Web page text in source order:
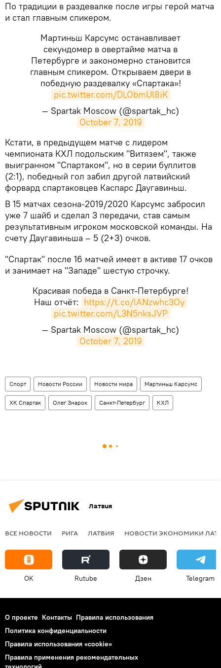
​По традиции в раздевалке после игры герой матча
и стал главным спикером.
Мартиньш Карсумс останавливает
секундомер в овертайме матча в
Петербурге и закономерно становится
главным спикером. Открываем двери в
победную раздевалку «Спартака»!
pic.twitter.com/DLObmUl8iK
— Spartak Moscow (@spartak_hc)
October 7, 2019
​Кстати, в предыдущем матче с лидером
чемпионата КХЛ подольским "Витязем", также
выигранном "Спартаком", но в серии буллитов
(2:1), победный гол забил другой латвийский
форвард спартаковцев Каспарс Даугавиньш.
В 15 матчах сезона-2019/2020 Карсумс забросил
уже 7 шайб и сделал 3 передачи, став самым
результативным игроком московской команды. На
счету Даугавиньша – 5 (2+3) очков.
"Спартак" после 16 матчей имеет в активе 17 очков
и занимает на "Западе" шестую строчку.
Красивая победа в Санкт-Петербурге!
Наш отчёт: https://t.co/lANzwhc3Oy
pic.twitter.com/L3N5nksJVP
— Spartak Moscow (@spartak_hc)
October 7, 2019
Спорт Новости России Новости мира Мартиньш Карсумс
ХК Спартак Олег Знарок Санкт-Петербург КХЛ
Латвия
ВСЕ НОВОСТИ РИГА ЛАТВИЯ НОВОСТИ ЭКОНОМИКИ
OK Rutube Дзен Telegram
О проекте Контакты Правила использования
Политика конфиденциальности
Правила использования «cookie»
Правила применения рекомендательных